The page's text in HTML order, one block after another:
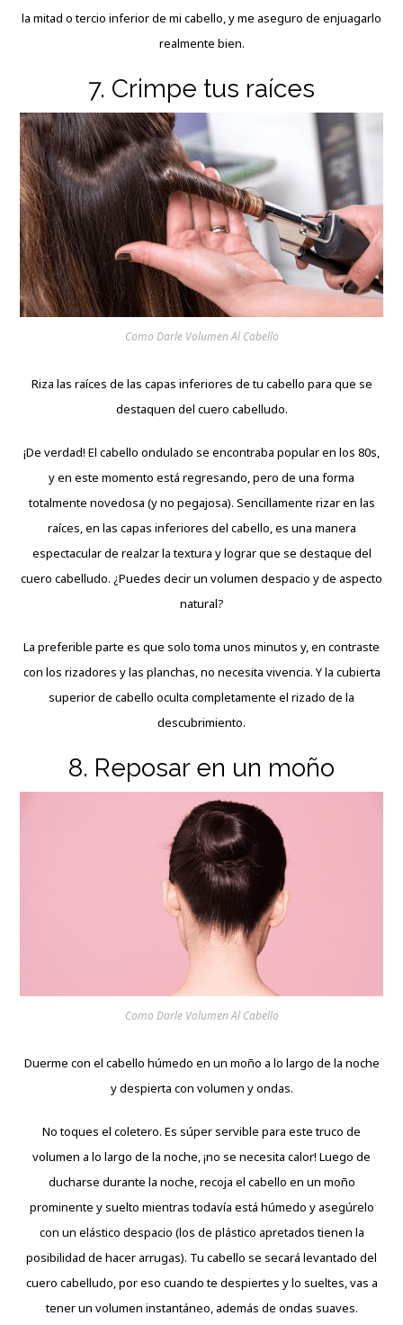
la mitad o tercio inferior de mi cabello, y me aseguro de enjuagarlo
realmente bien.
7. Crimpe tus raíces
Como Darle Volumen Al Cabello
Riza las raíces de las capas inferiores de tu cabello para que se
destaquen del cuero cabelludo.
¡De verdad! El cabello ondulado se encontraba popular en los 80s,
y en este momento está regresando, pero de una forma
totalmente novedosa (y no pegajosa). Sencillamente rizar en las
raíces, en las capas inferiores del cabello, es una manera
espectacular de realzar la textura y lograr que se destaque del
cuero cabelludo. ¿Puedes decir un volumen despacio y de aspecto
natural?
La preferible parte es que solo toma unos minutos y, en contraste
con los rizadores y las planchas, no necesita vivencia. Y la cubierta
superior de cabello oculta completamente el rizado de la
descubrimiento.
8. Reposar en un moño
Como Darle Volumen Al Cabello
Duerme con el cabello húmedo en un moño a lo largo de la noche
y despierta con volumen y ondas.
No toques el coletero. Es súper servible para este truco de
volumen a lo largo de la noche, ¡no se necesita calor! Luego de
ducharse durante la noche, recoja el cabello en un moño
prominente y suelto mientras todavía está húmedo y asegúrelo
con un elástico despacio (los de plástico apretados tienen la
posibilidad de hacer arrugas). Tu cabello se secará levantado del
cuero cabelludo, por eso cuando te despiertes y lo sueltes, vas a
tener un volumen instantáneo, además de ondas suaves.